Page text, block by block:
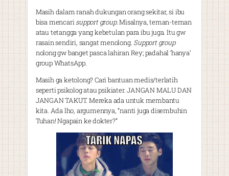
Masih dalam ranah dukungan orang sekitar, si ibu
bisa mencarisupport group. Misalnya, teman-teman
atau tetangga yang kebetulan para ibu juga. Itu gw
rasain sendiri, sangat menolong. Support group
nolong gw banget pasca lahiran Rey; padahal ‘hanya’
group WhatsApp.
Masih ga ketolong? Cari bantuan medis/terlatih
seperti psikolog atau psikiater. JANGAN MALU DAN
JANGAN TAKUT. Mereka ada untuk membantu
kita. Ada lho, argumennya, “nanti juga disembuhin
Tuhan! Ngapain ke dokter?”